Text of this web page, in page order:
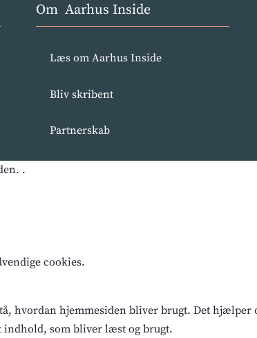
Om Aarhus Inside
Læs om Aarhus Inside
Bliv skribent
Partnerskab
.
cookies.
hvordan hjemmesiden bliver brugt. Det
indhold, som bliver læst og brugt.